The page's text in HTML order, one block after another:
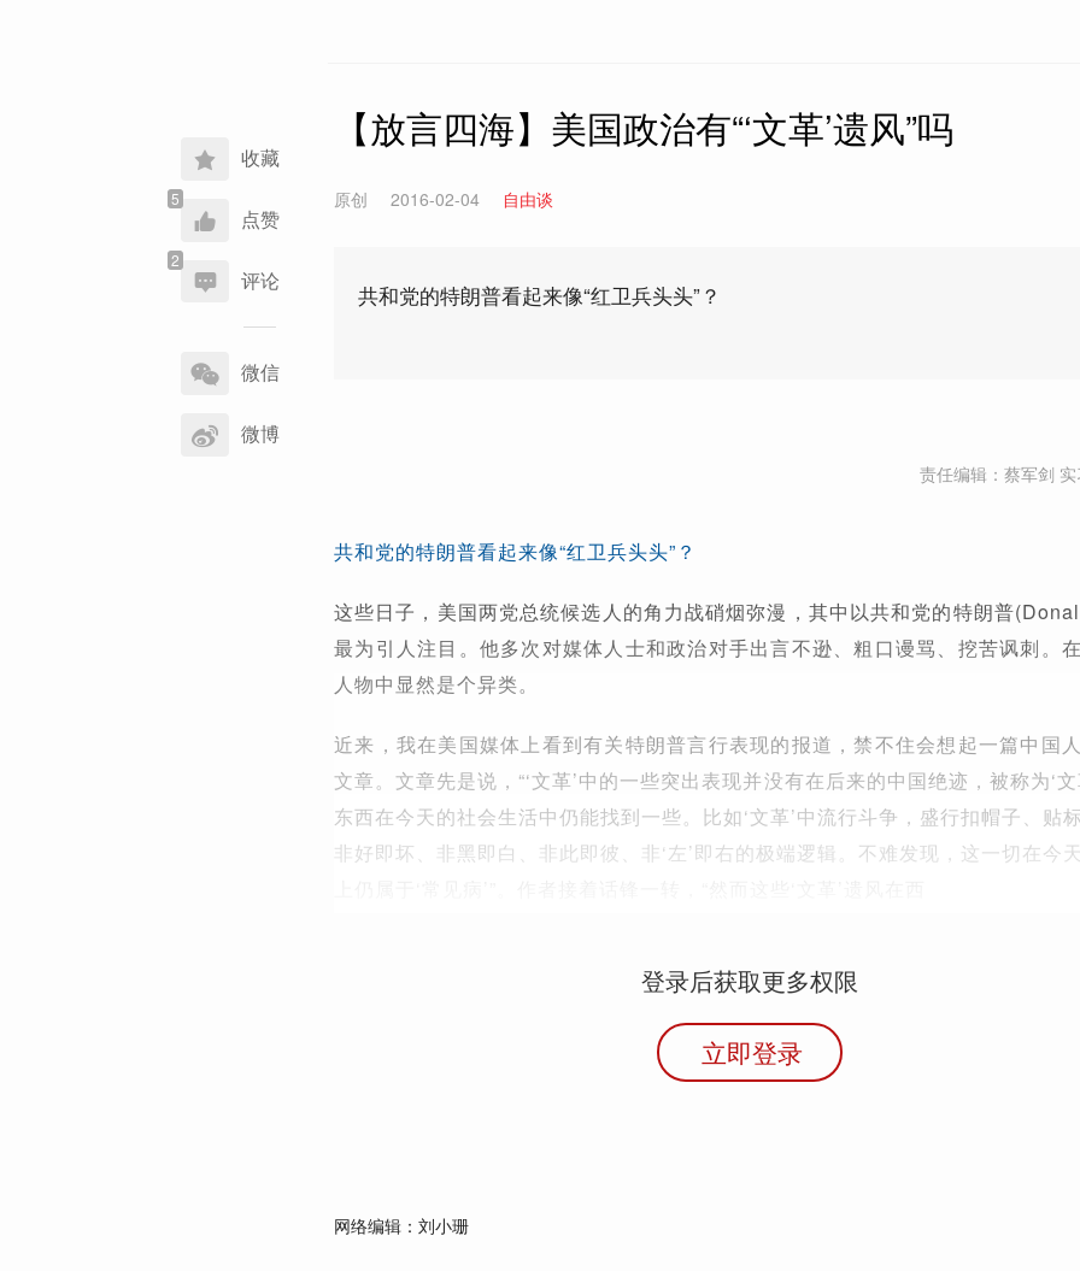
收藏
点赞
评论
享
到
微信
微博
【放言四海】美国政治有“‘文革’遗风”吗
原创 2016-02-04 自由谈
共和党的特朗普看起来像“红卫兵头头”？
责任编辑：蔡军剑
共和党的特朗普看起来像“红卫兵头头”？
这些日子，美国两党总统候选人的角力战硝烟弥漫，其中以共和党的特朗普
最为引人注目。他多次对媒体人士和政治对手出言不逊、粗口谩骂、挖苦讽刺。
人物中显然是个异类。
近来，我在美国媒体上看到有关特朗普言行表现的报道，禁不住会想起一篇中国
文章。文章先是说，“‘文革’中的一些突出表现并没有在后来的中国绝迹，被称为‘
东西在今天的社会生活中仍能找到一些。比如‘文革’中流行斗争，盛行扣帽子、贴
非好即坏、非黑即白、非此即彼、非‘左’即右的极端逻辑。不难发现，这一切在今
登录后获取更多权限
立即登录
网络编辑：刘小珊